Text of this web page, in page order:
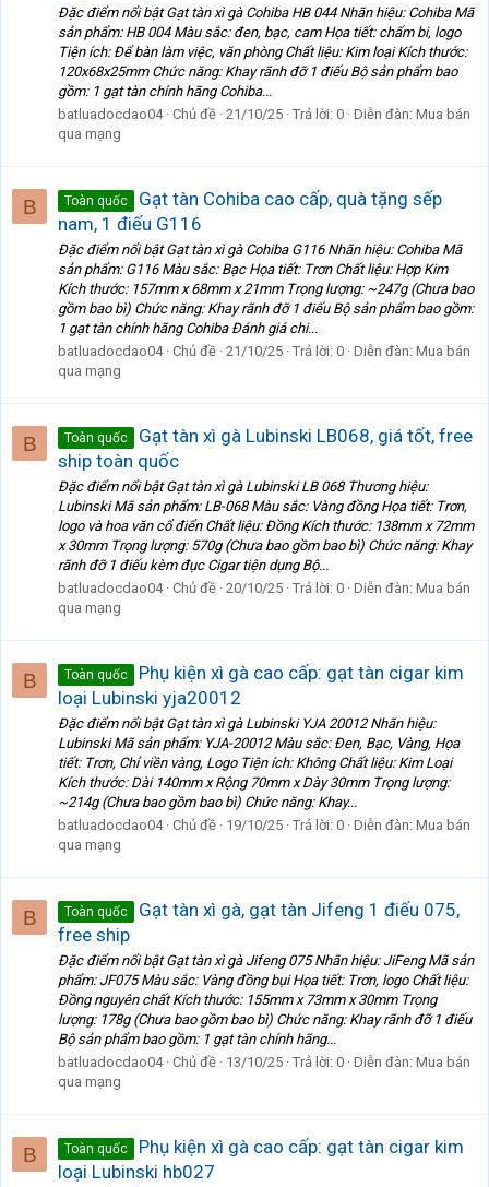
Đặc điểm nổi bật Gạt tàn xì gà Cohiba HB 044 Nhãn hiệu: Cohiba Mã
sản phẩm: HB 004 Màu sắc: đen, bạc, cam Họa tiết: chấm bi, logo
Tiện ích: Để bàn làm việc, văn phòng Chất liệu: Kim loại Kích thước:
120x68x25mm Chức năng: Khay rãnh đỡ 1 điếu Bộ sản phẩm bao
gồm: 1 gạt tàn chính hãng Cohiba...
batluadocdao04 Chủ đề 21/10/25 Trả lời: 0 Diễn đàn: Mua bán
qua mạng
B Toàn quốc
Gạt tàn Cohiba cao cấp, quà tặng sếp
nam, 1 điếu G116
Đặc điểm nổi bật Gạt tàn xì gà Cohiba G116 Nhãn hiệu: Cohiba Mã
sản phẩm: G116 Màu sắc: Bạc Họa tiết: Trơn Chất liệu: Hợp Kim
Kích thước: 157mm x 68mm x 21mm Trọng lượng: ~247g (Chưa bao
gồm bao bì) Chức năng: Khay rãnh đỡ 1 điếu Bộ sản phẩm bao gồm:
1 gạt tàn chính hãng Cohiba Đánh giá chi...
batluadocdao04 Chủ đề 21/10/25 Trả lời: 0 Diễn đàn: Mua bán
qua mạng
B Toàn quốc
Gạt tàn xì gà Lubinski LB068, giá tốt, free
ship toàn quốc
Đặc điểm nổi bật Gạt tàn xì gà Lubinski LB 068 Thương hiệu:
Lubinski Mã sản phẩm: LB-068 Màu sắc: Vàng đồng Họa tiết: Trơn,
logo và hoa văn cổ điển Chất liệu: Đồng Kích thước: 138mm x 72mm
x 30mm Trọng lượng: 570g (Chưa bao gồm bao bì) Chức năng: Khay
rãnh đỡ 1 điếu kèm đục Cigar tiện dụng Bộ...
batluadocdao04 Chủ đề 20/10/25 Trả lời: 0 Diễn đàn: Mua bán
qua mạng
B Toàn quốc
Phụ kiện xì gà cao cấp: gạt tàn cigar kim
loại Lubinski yja20012
Đặc điểm nổi bật Gạt tàn xì gà Lubinski YJA 20012 Nhãn hiệu:
Lubinski Mã sản phẩm: YJA-20012 Màu sắc: Đen, Bạc, Vàng, Họa
tiết: Trơn, Chỉ viền vàng, Logo Tiện ích: Không Chất liệu: Kim Loại
Kích thước: Dài 140mm x Rộng 70mm x Dày 30mm Trọng lượng:
~214g (Chưa bao gồm bao bì) Chức năng: Khay...
batluadocdao04 Chủ đề 19/10/25 Trả lời: 0 Diễn đàn: Mua bán
qua mạng
B Toàn quốc
Gạt tàn xì gà, gạt tàn Jifeng 1 điếu 075,
free ship
Đặc điểm nổi bật Gạt tàn xì gà Jifeng 075 Nhãn hiệu: JiFeng Mã sản
phẩm: JF075 Màu sắc: Vàng đồng bụi Họa tiết: Trơn, logo Chất liệu:
Đồng nguyên chất Kích thước: 155mm x 73mm x 30mm Trọng
lượng: 178g (Chưa bao gồm bao bì) Chức năng: Khay rãnh đỡ 1 điếu
Bộ sản phẩm bao gồm: 1 gạt tàn chính hãng...
batluadocdao04 Chủ đề 13/10/25 Trả lời: 0 Diễn đàn: Mua bán
qua mạng
B Toàn quốc
Phụ kiện xì gà cao cấp: gạt tàn cigar kim
loại Lubinski hb027